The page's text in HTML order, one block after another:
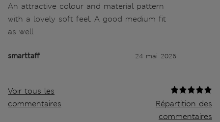
An attractive colour and material pattern
with a lovely soft feel. A good medium fit
as well
smarttaff 24 mai 2026
Voir tous les
commentaires
Répartition des
commentaires